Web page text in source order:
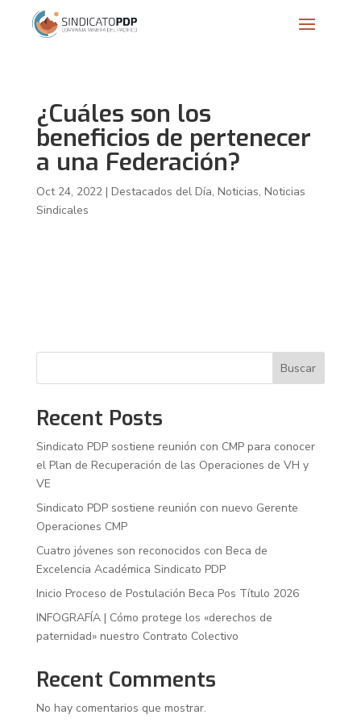
¿Cuáles son los
beneficios de pertenecer
a una Federación?
Oct 24, 2022| Destacados del Día, Noticias, Noticias
Sindicales
Buscar
Recent Posts
Sindicato PDP sostiene reunión con CMP para conocer
el Plan de Recuperación de las Operaciones de VH y
VE
Sindicato PDP sostiene reunión con nuevo Gerente
Operaciones CMP
Cuatro jóvenes son reconocidos con Beca de
Excelencia Académica Sindicato PDP
Inicio Proceso de Postulación Beca Pos Título 2026
INFOGRAFÍA | Cómo protege los «derechos de
paternidad» nuestro Contrato Colectivo
Recent Comments
No hay comentarios que mostrar.